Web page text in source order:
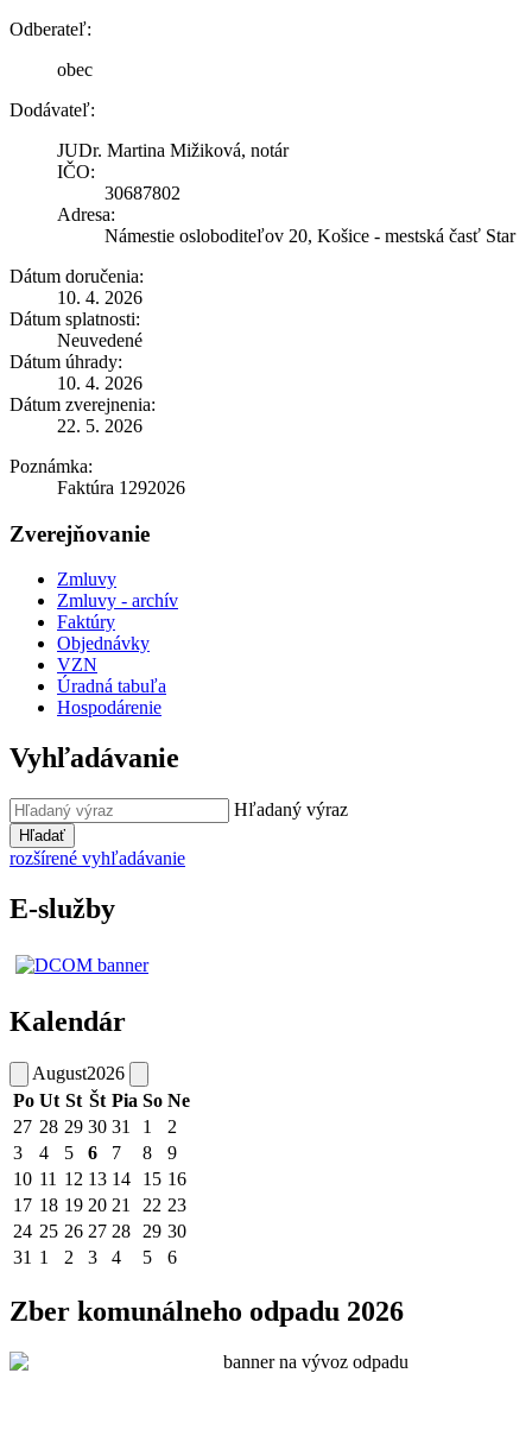
Odberateľ:
obec
Dodávateľ:
JUDr. Martina Mižiková, notár
IČO:
30687802
Adresa:
Námestie osloboditeľov 20, Košice - mestská časť Star
Dátum doručenia:
10. 4. 2026
Dátum splatnosti:
Neuvedené
Dátum úhrady:
10. 4. 2026
Dátum zverejnenia:
22. 5. 2026
Poznámka:
Faktúra 1292026
Zverejňovanie
Zmluvy
Zmluvy - archív
Faktúry
Objednávky
VZN
Úradná tabuľa
Hospodárenie
Vyhľadávanie
Hľadaný výraz
Hľadať
rozšírené vyhľadávanie
E-služby
Kalendár
August2026
Po Ut St Št Pia So Ne
27 28 29 30 31 1
2
3
4 5 6 7 8
9
10 11 12 13 14 15 16
17 18 19 20 21 22 23
24 25 26 27 28 29 30
31 1 2 3 4 5 6
Zber komunálneho odpadu 2026